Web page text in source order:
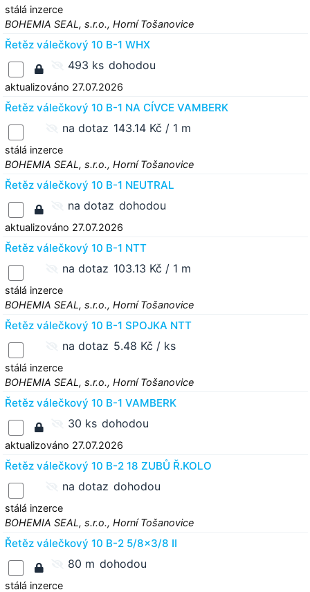
stálá inzerce
BOHEMIA SEAL, s.r.o., Horní Tošanovice
Řetěz válečkový 10 B-1 WHX
493 ks dohodou
aktualizováno 27.07.2026
Řetěz válečkový 10 B-1 NA CÍVCE VAMBERK
na dotaz 143.14 Kč / 1 m
stálá inzerce
BOHEMIA SEAL, s.r.o., Horní Tošanovice
Řetěz válečkový 10 B-1 NEUTRAL
na dotaz dohodou
aktualizováno 27.07.2026
Řetěz válečkový 10 B-1 NTT
na dotaz 103.13 Kč / 1 m
stálá inzerce
BOHEMIA SEAL, s.r.o., Horní Tošanovice
Řetěz válečkový 10 B-1 SPOJKA NTT
na dotaz 5.48 Kč / ks
stálá inzerce
BOHEMIA SEAL, s.r.o., Horní Tošanovice
Řetěz válečkový 10 B-1 VAMBERK
30 ks dohodou
aktualizováno 27.07.2026
Řetěz válečkový 10 B-2 18 ZUBŮ Ř.KOLO
na dotaz dohodou
stálá inzerce
BOHEMIA SEAL, s.r.o., Horní Tošanovice
Řetěz válečkový 10 B-2 5/8x3/8 II
80 m dohodou
stálá inzerce